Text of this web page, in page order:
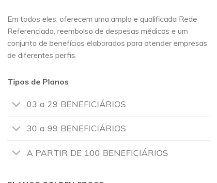
Em todos eles, oferecem uma ampla e qualificada Rede
Referenciada, reembolso de despesas médicas e um
conjunto de benefícios elaborados para atender empresas
de diferentes perfis.
Tipos de Planos
03 a 29 BENEFICIÁRIOS
30 a 99 BENEFICIÁRIOS
A PARTIR DE 100 BENEFICIÁRIOS